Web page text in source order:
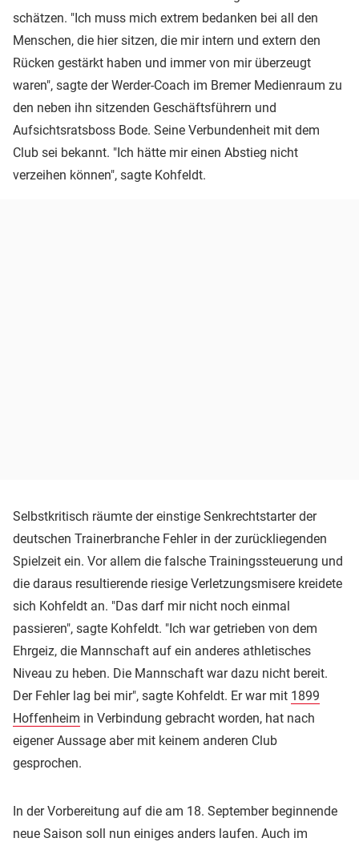
schätzen. "Ich muss mich extrem bedanken bei all den
Menschen, die hier sitzen, die mir intern und extern den
Rücken gestärkt haben und immer von mir überzeugt
waren", sagte der Werder-Coach im Bremer Medienraum zu
den neben ihn sitzenden Geschäftsführern und
Aufsichtsratsboss Bode. Seine Verbundenheit mit dem
Club sei bekannt. "Ich hätte mir einen Abstieg nicht
verzeihen können", sagte Kohfeldt.
Selbstkritisch räumte der einstige Senkrechtstarter der
deutschen Trainerbranche Fehler in der zurückliegenden
Spielzeit ein. Vor allem die falsche Trainingssteuerung und
die daraus resultierende riesige Verletzungsmisere kreidete
sich Kohfeldt an. "Das darf mir nicht noch einmal
passieren", sagte Kohfeldt. "Ich war getrieben von dem
Ehrgeiz, die Mannschaft auf ein anderes athletisches
Niveau zu heben. Die Mannschaft war dazu nicht bereit.
Der Fehler lag bei mir", sagte Kohfeldt. Er war mit 1899
Hoffenheim in Verbindung gebracht worden, hat nach
eigener Aussage aber mit keinem anderen Club
gesprochen.
In der Vorbereitung auf die am 18. September beginnende
neue Saison soll nun einiges anders laufen. Auch im